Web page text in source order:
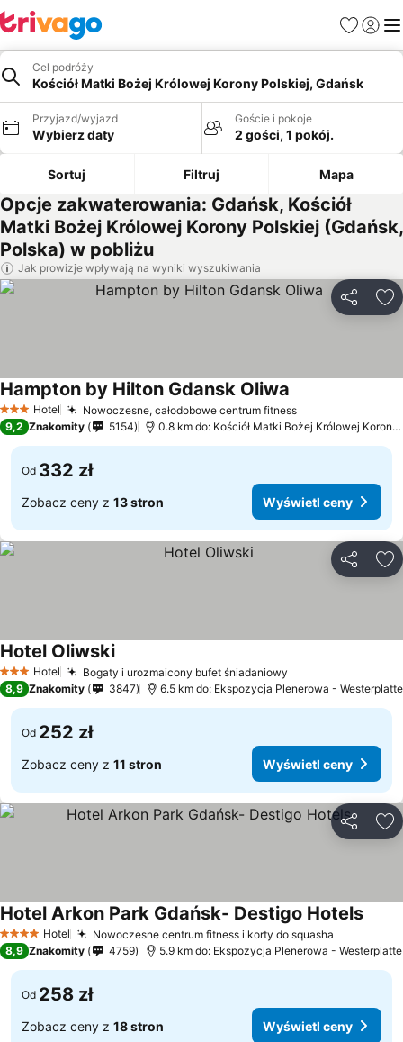
Ulubione
Cel podróży
Kościół Matki Bożej Królowej Korony Polskiej, Gdańsk
Przyjazd/wyjazd
Wybierz daty
Goście i pokoje
2 gości, 1 pokój.
Sortuj Filtruj Mapa
Opcje zakwaterowania: Gdańsk, Kościół
Matki Bożej Królowej Korony Polskiej (Gdańsk,
Polska) w pobliżu
Jak prowizje wpływają na wyniki wyszukiwania
3 Kategoria
Hotel Nowoczesne, całodobowe centrum fitness
Hampton by Hilton Gdansk Oliwa
9,2 Znakomity 5154 0.8 km do: Kościół Matki Bożej Królowej Korony Polskiej
Od 332 zł
Zobacz ceny z 13 stron Wyświetl ceny
3 Kategoria
Hotel Bogaty i urozmaicony bufet śniadaniowy
Hotel Oliwski
8,9 Znakomity 3847 6.5 km do: Ekspozycja Plenerowa - Westerplatte
Od 252 zł
Zobacz ceny z 11 stron Wyświetl ceny
4 KategoriaHotel Nowoczesne centrum fitness i korty do squasha
Hotel Arkon Park Gdańsk- Destigo Hotels
8,9 Znakomity 4759 5.9 km do: Ekspozycja Plenerowa - Westerplatte
Od 258 zł
Zobacz ceny z 18 stron Wyświetl ceny